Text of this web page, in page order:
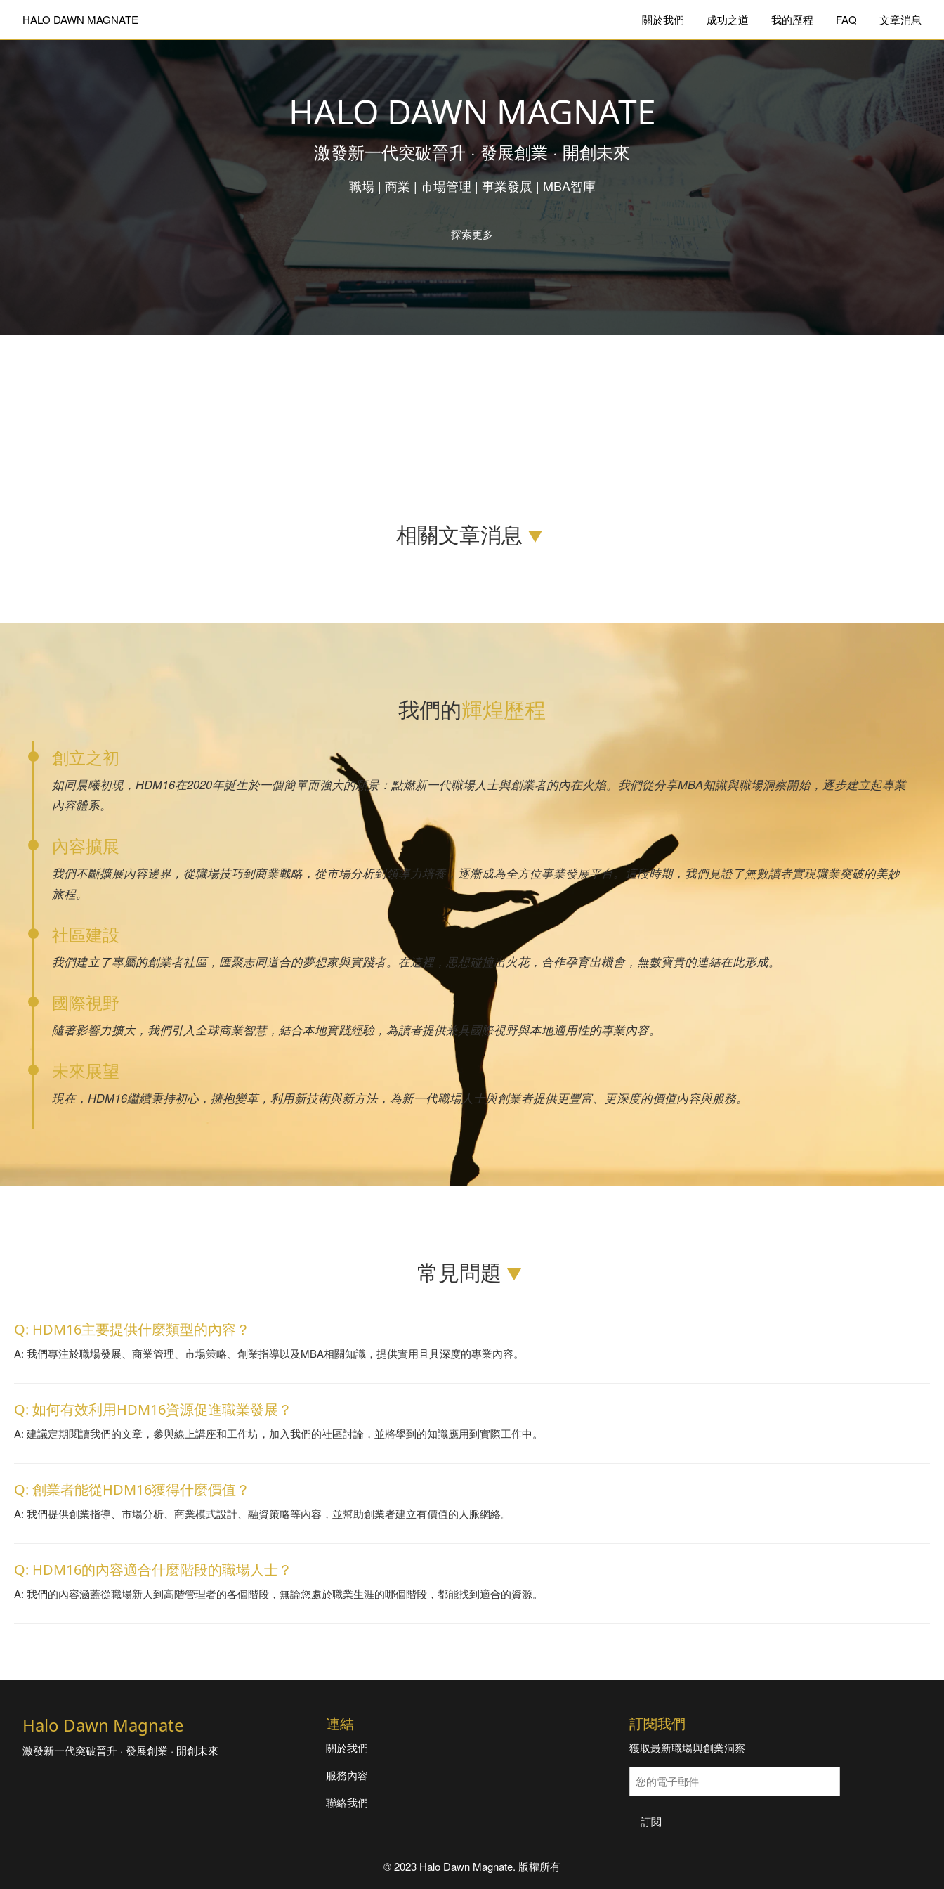
HALO DAWN MAGNATE 關於我們 成功之道 我的歷程 FAQ 文章消息
HALO DAWN MAGNATE
激發新一代突破晉升 · 發展創業 · 開創未來
職場 | 商業 | 市場管理 | 事業發展 | MBA智庫
探索更多
相關文章消息
我們的輝煌歷程
創立之初
如同晨曦初現，HDM16在2020年誕生於一個簡單而強大的願景：點燃新一代職場人士與創業者的內在火焰。我們從分享MBA知識與職場洞察開始，逐步建立起專業
內容體系。
內容擴展
我們不斷擴展內容邊界，從職場技巧到商業戰略，從市場分析到領導力培養，逐漸成為全方位事業發展平台。這段時期，我們見證了無數讀者實現職業突破的美妙
旅程。
社區建設
我們建立了專屬的創業者社區，匯聚志同道合的夢想家與實踐者。在這裡，思想碰撞出火花，合作孕育出機會，無數寶貴的連結在此形成。
國際視野
隨著影響力擴大，我們引入全球商業智慧，結合本地實踐經驗，為讀者提供兼具國際視野與本地適用性的專業內容。
未來展望
現在，HDM16繼續秉持初心，擁抱變革，利用新技術與新方法，為新一代職場人士與創業者提供更豐富、更深度的價值內容與服務。
常見問題
Q: HDM16主要提供什麼類型的內容？
A: 我們專注於職場發展、商業管理、市場策略、創業指導以及MBA相關知識，提供實用且具深度的專業內容。
Q: 如何有效利用HDM16資源促進職業發展？
A: 建議定期閱讀我們的文章，參與線上講座和工作坊，加入我們的社區討論，並將學到的知識應用到實際工作中。
Q: 創業者能從HDM16獲得什麼價值？
A: 我們提供創業指導、市場分析、商業模式設計、融資策略等內容，並幫助創業者建立有價值的人脈網絡。
Q: HDM16的內容適合什麼階段的職場人士？
A: 我們的內容涵蓋從職場新人到高階管理者的各個階段，無論您處於職業生涯的哪個階段，都能找到適合的資源。
Halo Dawn Magnate
激發新一代突破晉升 · 發展創業 · 開創未來
連結
關於我們
服務內容
聯絡我們
訂閱我們
獲取最新職場與創業洞察
訂閱
© 2023 Halo Dawn Magnate. 版權所有